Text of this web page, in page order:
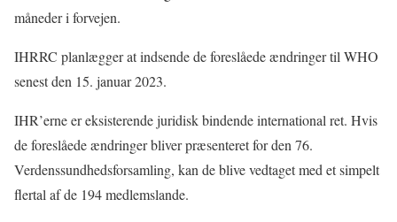
måneder i forvejen.
IHRRC planlægger at indsende de foreslåede ændringer til WHO
senest den 15. januar 2023.
IHR’erne er eksisterende juridisk bindende international ret. Hvis
de foreslåede ændringer bliver præsenteret for den 76.
Verdenssundhedsforsamling, kan de blive vedtaget med et simpelt
flertal af de 194 medlemslande.